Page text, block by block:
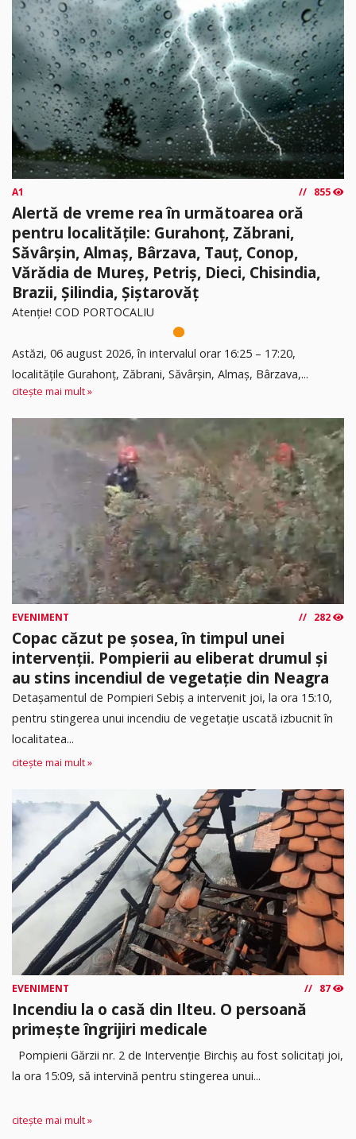
A1 855
Alertă de vreme rea în următoarea oră
pentru localitățile: Gurahonț, Zăbrani,
Săvârșin, Almaș, Bârzava, Tauț, Conop,
Vărădia de Mureș, Petriș, Dieci, Chisindia,
Brazii, Șilindia, Șiștarovăț
Atenție! COD PORTOCALIU
Astăzi, 06 august 2026, în intervalul orar 16:25 – 17:20,
localitățile Gurahonț, Zăbrani, Săvârșin, Almaș, Bârzava,...
citește mai mult »
EVENIMENT 282
Copac căzut pe șosea, în timpul unei
intervenții. Pompierii au eliberat drumul și
au stins incendiul de vegetație din Neagra
Detașamentul de Pompieri Sebiș a intervenit joi, la ora 15:10,
pentru stingerea unui incendiu de vegetație uscată izbucnit în
localitatea...
citește mai mult »
EVENIMENT 87
Incendiu la o casă din Ilteu. O persoană
primește îngrijiri medicale
Pompierii Gărzii nr. 2 de Intervenție Birchiș au fost solicitați joi,
la ora 15:09, să intervină pentru stingerea unui...
citește mai mult »